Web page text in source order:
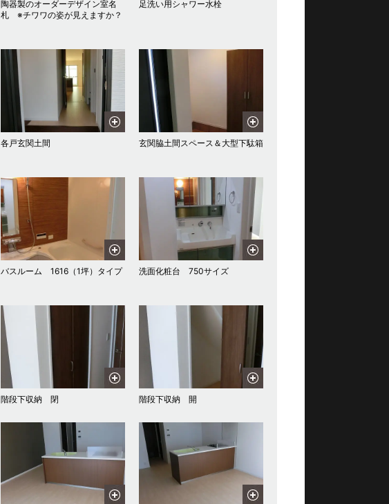
陶器製のオーダーデザイン室名
札 ※チワワの姿が見えますか？
足洗い用シャワー水栓
各戸玄関土間 玄関脇土間スペース＆大型下駄箱
バスルーム 1616（1坪）タイプ 洗面化粧台 750サイズ
階段下収納 閉 階段下収納 開